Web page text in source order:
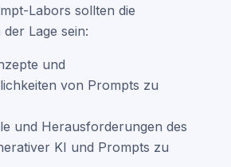
Labors sollten die
Lage sein:
und
von Prompts zu
und Herausforderungen des
KI und Prompts zu